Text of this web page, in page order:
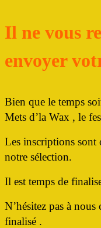
Il ne vous
envoyer
Bien que le temps
Mets d’la Wax , le
Les inscriptions sont
notre sélection.
Il est temps de
N’hésitez pas à
finalisé .